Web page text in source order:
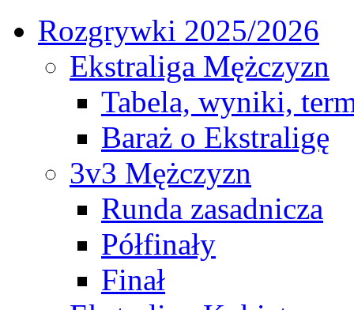
Rozgrywki 2025/2026
Ekstraliga Mężczyzn
Tabela, wyniki,
Baraż o Ekstraligę
3v3 Mężczyzn
Runda zasadnicza
Półfinały
Finał